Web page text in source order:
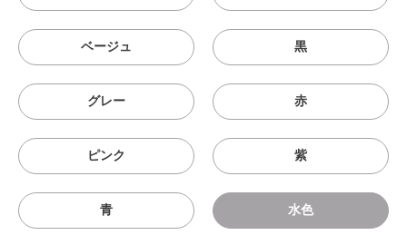
ベージュ 黒
グレー 赤
ピンク 紫
青 水色